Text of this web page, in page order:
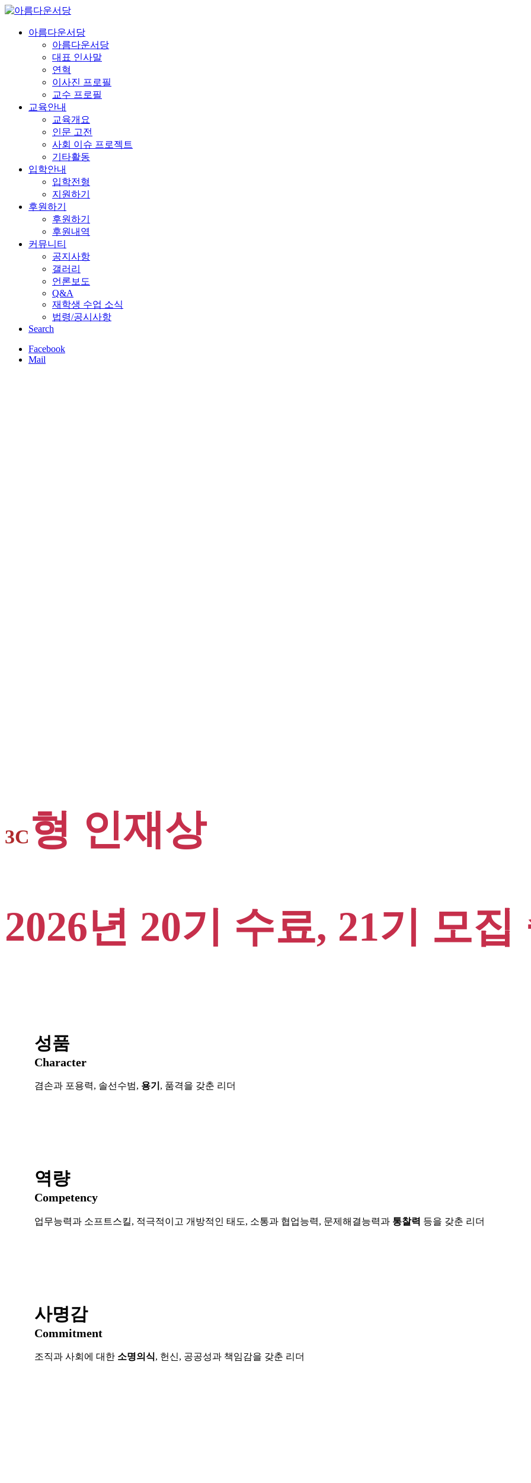
아름다운서당
아름다운서당
대표 인사말
연혁
이사진 프로필
교수 프로필
교육안내
교육개요
인문 고전
사회 이슈 프로젝트
기타활동
입학안내
입학전형
지원하기
후원하기
후원하기
후원내역
커뮤니티
공지사항
갤러리
언론보도
Q&A
재학생 수업 소식
법령/공시사항
Search
Facebook
Mail
3C 형 인재상
2026년 20기 수료, 21기 모집
성품
Character
겸손과 포용력, 솔선수범, 용기 , 품격을 갖춘 리더
역량
Competency
업무능력과 소프트스킬, 적극적이고 개방적인 태도, 소통과 협업능력, 문제해결능력과 통찰력 등을 갖춘 리더
사명감
Commitment
조직과 사회에 대한 소명의식, 헌신, 공공성과 책임감을 갖춘 리더